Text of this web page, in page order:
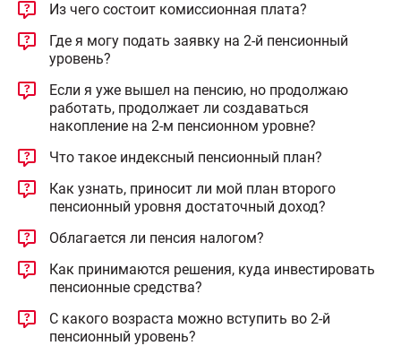
Из чего состоит комиссионная плата?
Где я могу подать заявку на 2-й пенсионный
уровень?
Если я уже вышел на пенсию, но продолжаю
работать, продолжает ли создаваться
накопление на 2-м пенсионном уровне?
Что такое индексный пенсионный план?
Как узнать, приносит ли мой план второго
пенсионный уровня достаточный доход?
Облагается ли пенсия налогом?
Как принимаются решения, куда инвестировать
пенсионные средства?
С какого возраста можно вступить во 2-й
пенсионный уровень?